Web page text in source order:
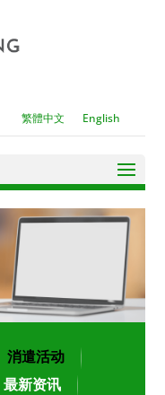
繁體中文 English
消遣活动
最新资讯